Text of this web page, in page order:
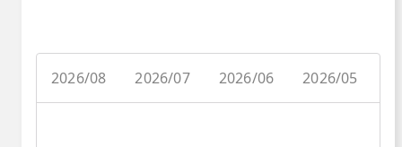
2026/08 2026/07 2026/06 2026/05